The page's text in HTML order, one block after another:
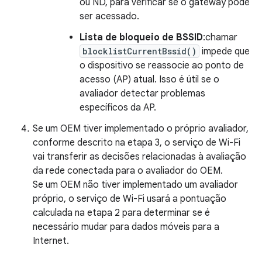
ou ND, para verificar se o gateway pode
ser acessado.
Lista de bloqueio de BSSID:chamar
blocklistCurrentBssid() impede que
o dispositivo se reassocie ao ponto de
acesso (AP) atual. Isso é útil se o
avaliador detectar problemas
específicos da AP.
Se um OEM tiver implementado o próprio avaliador,
conforme descrito na etapa 3, o serviço de Wi-Fi
vai transferir as decisões relacionadas à avaliação
da rede conectada para o avaliador do OEM.
Se um OEM não tiver implementado um avaliador
próprio, o serviço de Wi-Fi usará a pontuação
calculada na etapa 2 para determinar se é
necessário mudar para dados móveis para a
Internet.